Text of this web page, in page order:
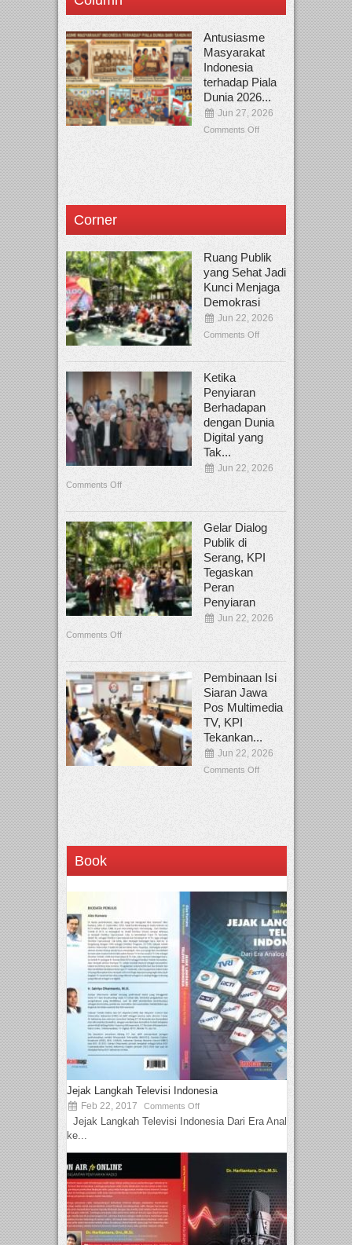
Antusiasme
Masyarakat
Indonesia
terhadap Piala
Dunia 2026...
Jun 27, 2026
Comments Off
Corner
Ruang Publik
yang Sehat Jadi
Kunci Menjaga
Demokrasi
Jun 22, 2026
Comments Off
Ketika
Penyiaran
Berhadapan
dengan Dunia
Digital yang
Tak...
Jun 22, 2026
Comments Off
Gelar Dialog
Publik di
Serang, KPI
Tegaskan
Peran
Penyiaran
Jun 22, 2026
Comments Off
Pembinaan Isi
Siaran Jawa
Pos Multimedia
TV, KPI
Tekankan...
Jun 22, 2026
Comments Off
Book
Jejak Langkah Televisi Indonesia
Feb 22, 2017 Comments Off
Jejak Langkah Televisi Indonesia Dari Era Analog
ke...